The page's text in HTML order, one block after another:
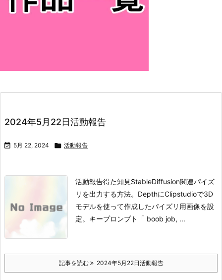
2024年5月22日活動報告
 5月 22, 2024  活動報告
活動報告得た知見StableDiffusion関連パイズ
リを出力する方法。 DepthにClipstudioで3D
モデルを使って作成したパイズリ用画像を設
定。 キープロンプト 「 boob job, ...
記事を読む 2024年5月22日活動報告